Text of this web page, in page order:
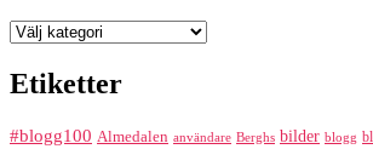
Kategorier
Etiketter
#blogg100 Almedalen användare Berghs bilder blogg